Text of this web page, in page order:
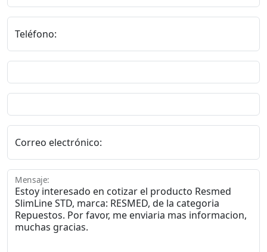
Teléfono:
Correo electrónico:
Mensaje: